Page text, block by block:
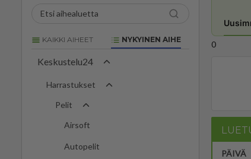
KAIKKI AIHEET NYKYINEN AIHE
Keskustelu24
Harrastukset
Pelit
Airsoft
Autopelit
0
PÄIVÄ